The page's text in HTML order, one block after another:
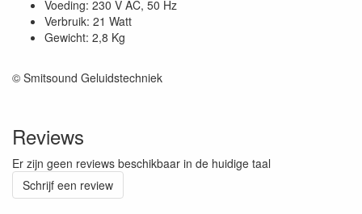
Voeding: 230 V AC, 50 Hz
Verbruik: 21 Watt
Gewicht: 2,8 Kg
© Smitsound Geluidstechniek
Reviews
Er zijn geen reviews beschikbaar in de huidige taal
Schrijf een review